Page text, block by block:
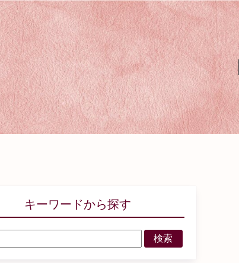
キーワードから探す
検索